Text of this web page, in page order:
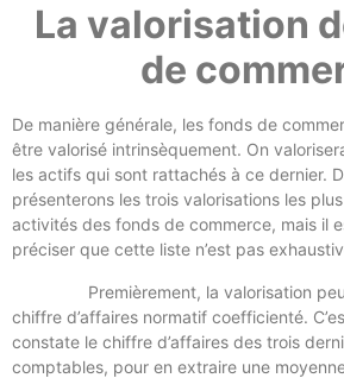
La valorisation
de
De manière générale, les fonds de
être valorisé intrinsèquement. On
les actifs qui sont rattachés à ce dernier.
présenterons les trois valorisations les
activités des fonds de commerce, mais il
préciser que cette liste n’est pas
Premièrement, la valorisation peut
chiffre d’affaires normatif coefficienté.
constate le chiffre d’affaires des trois
comptables, pour en extraire une